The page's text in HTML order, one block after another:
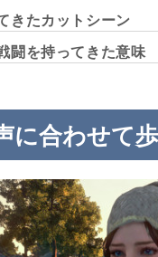
きたカットシーン
闘を持ってきた意味
に合わせて